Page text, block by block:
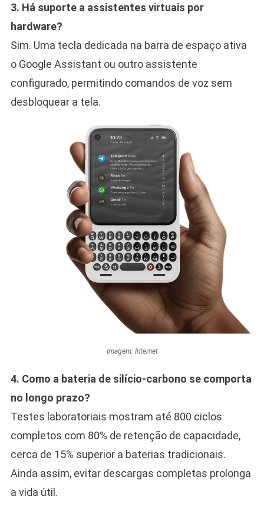
3. Há suporte a assistentes virtuais por
hardware?
Sim. Uma tecla dedicada na barra de espaço ativa
o Google Assistant ou outro assistente
configurado, permitindo comandos de voz sem
desbloquear a tela.
Imagem: Internet
4. Como a bateria de silício-carbono se comporta
no longo prazo?
Testes laboratoriais mostram até 800 ciclos
completos com 80% de retenção de capacidade,
cerca de 15% superior a baterias tradicionais.
Ainda assim, evitar descargas completas prolonga
a vida útil.